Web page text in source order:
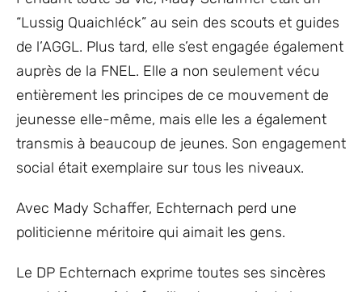
“Lussig Quaichléck” au sein des scouts et guides
de l’AGGL. Plus tard, elle s’est engagée également
auprès de la FNEL. Elle a non seulement vécu
entièrement les principes de ce mouvement de
jeunesse elle-même, mais elle les a également
transmis à beaucoup de jeunes. Son engagement
social était exemplaire sur tous les niveaux.
Avec Mady Schaffer, Echternach perd une
politicienne méritoire qui aimait les gens.
Le DP Echternach exprime toutes ses sincères